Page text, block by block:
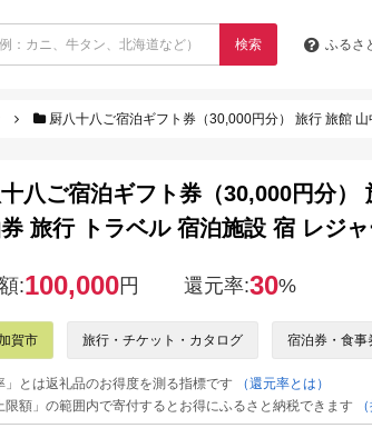
検索 ふるさ
厨八十八ご宿泊ギフト券（30,000円分） 旅行 旅館 山中温泉
八ご宿泊ギフト券（30,000円分
旅行 トラベル 宿泊施設 宿 レジ
:100,000円 還元率:30%
賀市 旅行・チケット・カタログ 宿泊券・食事
とは返礼品のお得度を測る指標です
（還元率とは）
額」の範囲内で寄付するとお得にふるさと納税できます